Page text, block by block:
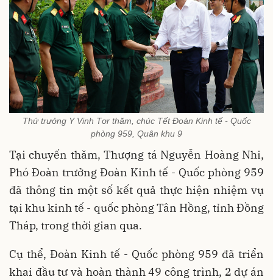
Thứ trưởng Y Vinh Tơr thăm, chúc Tết Đoàn Kinh tế - Quốc
phòng 959, Quân khu 9
Tại chuyến thăm, Thượng tá Nguyễn Hoàng Nhi,
Phó Đoàn trưởng Đoàn Kinh tế - Quốc phòng 959
đã thông tin một số kết quả thực hiện nhiệm vụ
tại khu kinh tế - quốc phòng Tân Hồng, tỉnh Đồng
Tháp, trong thời gian qua.
Cụ thể, Đoàn Kinh tế - Quốc phòng 959 đã triển
khai đầu tư và hoàn thành 49 công trình, 2 dự án